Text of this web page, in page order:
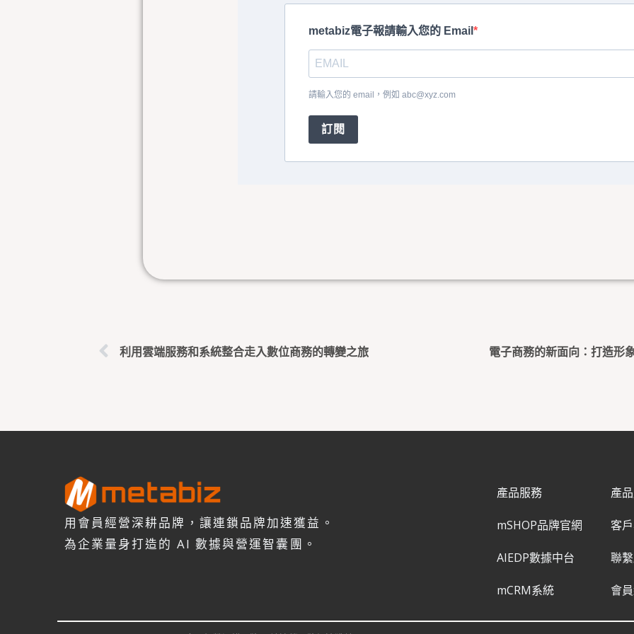
metabiz電子報請輸入您的 Email
請輸入您的 email，例如 abc@xyz.com
訂閱
利用雲端服務和系統整合走入數位商務的轉變之旅 電子商務的新面向：打造形
用會員經營深耕品牌，讓連鎖品牌加速獲益。
為企業量身打造的 AI 數據與營運智囊團。
產品服務
mSHOP品牌官網
AIEDP數據中台
mCRM系統
產
客
聯
會